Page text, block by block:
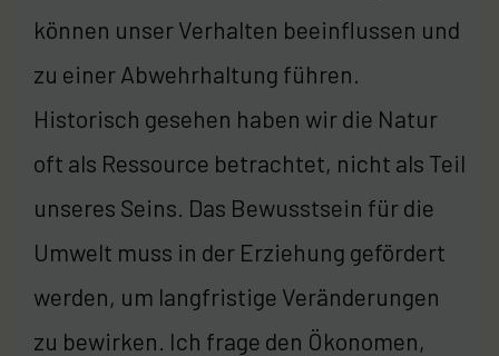
können unser Verhalten beeinflussen und
zu einer Abwehrhaltung führen.
Historisch gesehen haben wir die Natur
oft als Ressource betrachtet, nicht als Teil
unseres Seins. Das Bewusstsein für die
Umwelt muss in der Erziehung gefördert
werden, um langfristige Veränderungen
zu bewirken. Ich frage den Ökonomen,